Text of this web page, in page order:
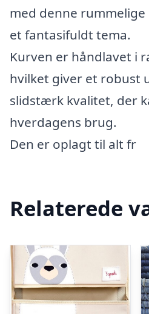
med denne
et fantasifuldt tema.
Kurven er håndlavet i
hvilket giver et robust
slidstærk kvalitet, der
hverdagens brug.
Den er oplagt til alt fr
Relaterede